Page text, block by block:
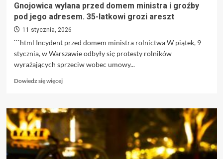
Gnojowica wylana przed domem ministra i groźby
pod jego adresem. 35-latkowi grozi areszt
11 stycznia, 2026
```html Incydent przed domem ministra rolnictwa W piątek, 9
stycznia, w Warszawie odbyły się protesty rolników
wyrażających sprzeciw wobec umowy...
Dowiedz się więcejDowiedz
o
Gnojowica
wylana
przed
domem
ministra